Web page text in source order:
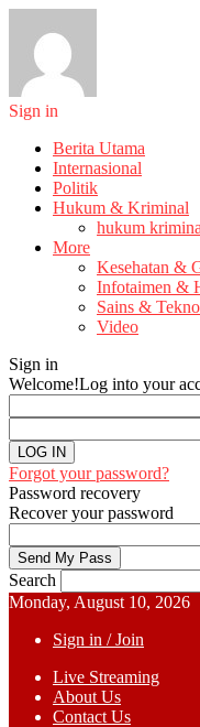
Sign in
Berita Utama
Internasional
Politik
Hukum & Kriminal
hukum
More
Kesehatan &
Infotaimen &
Sains &
Video
Sign in
Welcome!Log into your
Forgot your password?
Password recovery
Recover your password
Search
Monday, August 10, 2026
Sign in / Join
Live Streaming
About Us
Contact Us